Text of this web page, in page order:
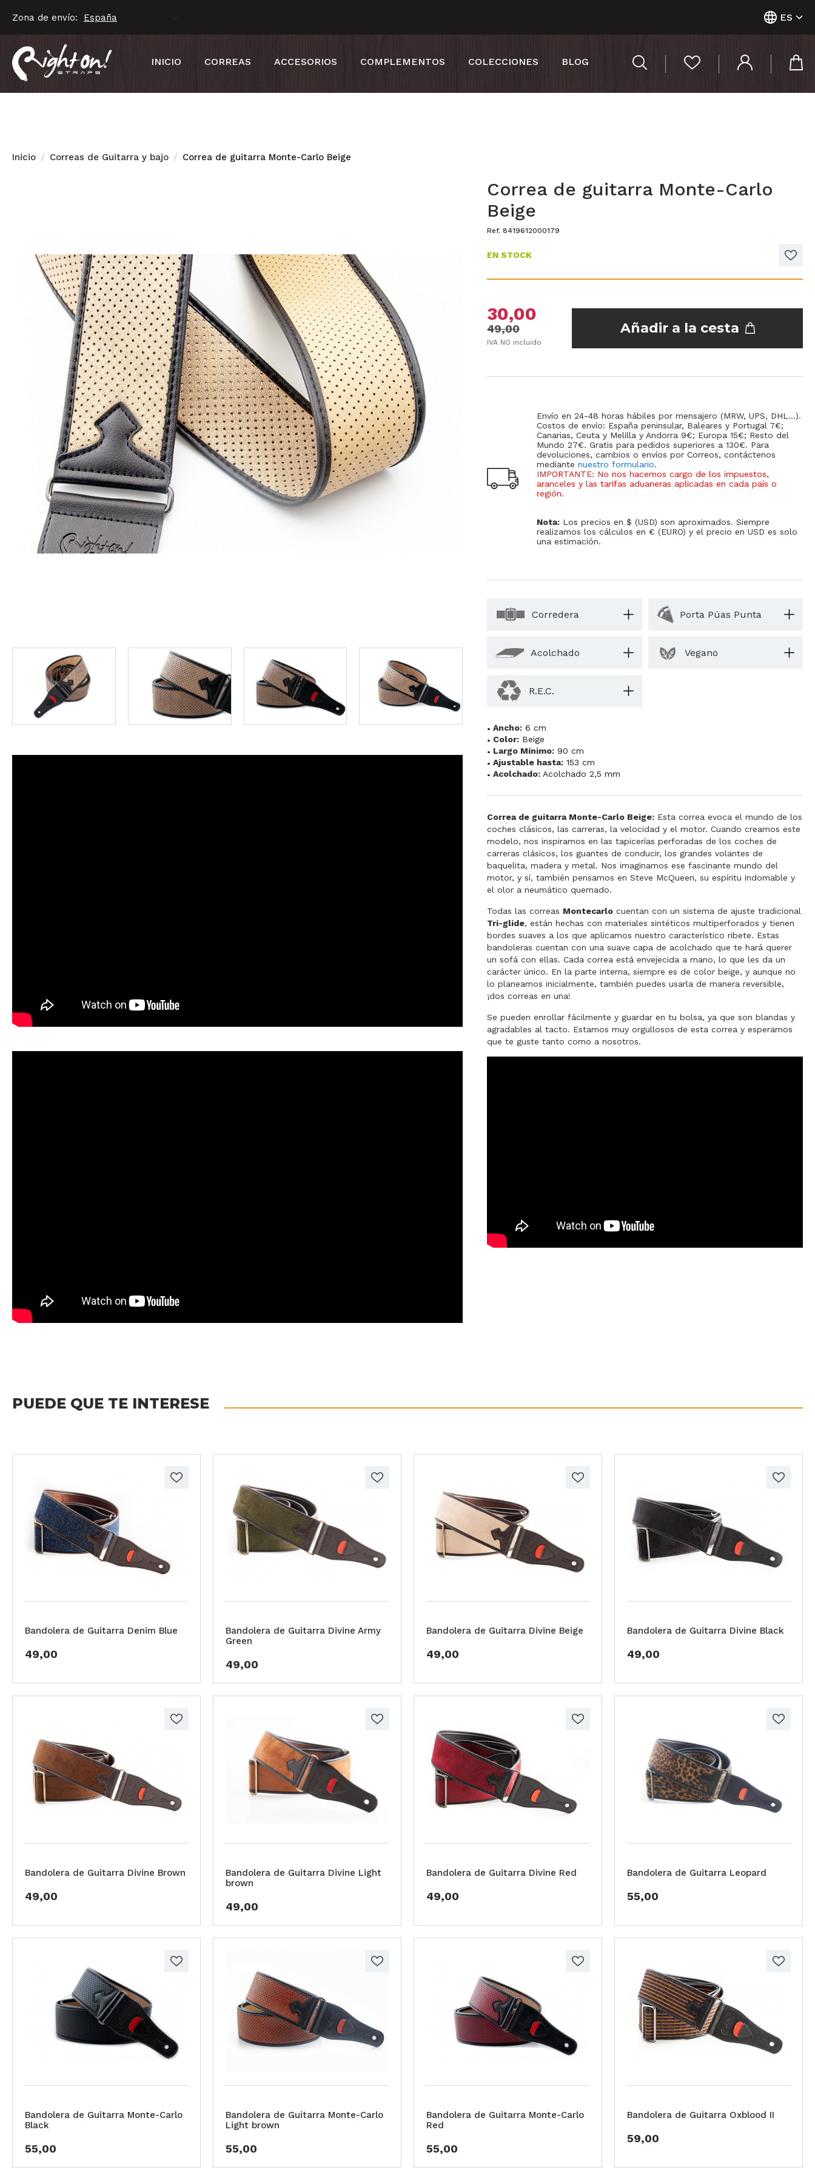
Zona de envío: ES
INICIO CORREAS ACCESORIOS COMPLEMENTOS COLECCIONES BLOG
Inicio Correas de Guitarra y bajo Correa de guitarra Monte-Carlo Beige
Correa de guitarra Monte-Carlo
Beige
Ref. 8419612000179
EN STOCK
30,00
49,00
IVA NO incluido
Añadir a la cesta
Envío en 24-48 horas hábiles por mensajero (MRW, UPS, DHL...).
Costos de envío: España peninsular, Baleares y Portugal 7€;
Canarias, Ceuta y Melilla y Andorra 9€; Europa 15€; Resto del
Mundo 27€. Gratis para pedidos superiores a 130€. Para
devoluciones, cambios o envíos por Correos, contáctenos
mediantenuestro formulario.
IMPORTANTE: No nos hacemos cargo de los impuestos,
aranceles y las tarifas aduaneras aplicadas en cada país o
región.
Nota: Los precios en $ (USD) son aproximados. Siempre
realizamos los cálculos en € (EURO) y el precio en USD es solo
una estimación.
Corredera Porta Púas Punta
Acolchado Vegano
R.E.C.
Ancho: 6 cm
Color: Beige
Largo Mínimo: 90 cm
Ajustable hasta: 153 cm
Acolchado: Acolchado 2,5 mm
Correa de guitarra Monte-Carlo Beige: Esta correa evoca el mundo de los
coches clásicos, las carreras, la velocidad y el motor. Cuando creamos este
modelo, nos inspiramos en las tapicerías perforadas de los coches de
carreras clásicos, los guantes de conducir, los grandes volantes de
baquelita, madera y metal. Nos imaginamos ese fascinante mundo del
motor, y sí, también pensamos en Steve McQueen, su espíritu indomable y
el olor a neumático quemado.
Todas las correas Montecarlo cuentan con un sistema de ajuste tradicional
Tri-glide, están hechas con materiales sintéticos multiperforados y tienen
bordes suaves a los que aplicamos nuestro característico ribete. Estas
bandoleras cuentan con una suave capa de acolchado que te hará querer
un sofá con ellas. Cada correa está envejecida a mano, lo que les da un
carácter único. En la parte interna, siempre es de color beige, y aunque no
lo planeamos inicialmente, también puedes usarla de manera reversible,
¡dos correas en una!
Se pueden enrollar fácilmente y guardar en tu bolsa, ya que son blandas y
agradables al tacto. Estamos muy orgullosos de esta correa y esperamos
que te guste tanto como a nosotros.
PUEDE QUE TE INTERESE
Bandolera de Guitarra Denim Blue
49,00
Bandolera de Guitarra Divine Army
Green
49,00
Bandolera de Guitarra Divine Beige
49,00
Bandolera de Guitarra Divine Black
49,00
Bandolera de Guitarra Divine Brown
49,00
Bandolera de Guitarra Divine Light
brown
49,00
Bandolera de Guitarra Divine Red
49,00
Bandolera de Guitarra Leopard
55,00
Bandolera de Guitarra Monte-Carlo
Black
55,00
Bandolera de Guitarra Monte-Carlo
Light brown
55,00
Bandolera de Guitarra Monte-Carlo
Red
55,00
Bandolera de Guitarra Oxblood II
59,00